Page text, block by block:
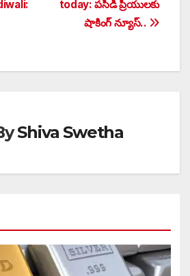
today: పసిడి ప్రియులకు
షాకింగ్ న్యూస్..
Shiva Swetha